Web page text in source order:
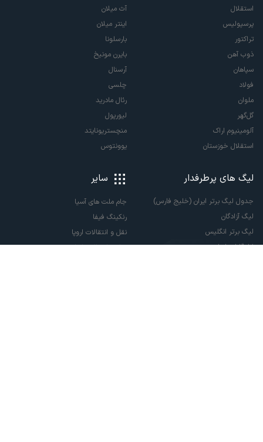
استقلال
پرسپولیس
تراکتور
ذوب آهن
سپاهان
فولاد
ملوان
گل‌گهر
آلومینیوم اراک
استقلال خوزستان
آث میلان
اینتر میلان
بارسلونا
بایرن مونیخ
آرسنال
چلسی
رئال مادرید
لیورپول
منچستریونایتد
یوونتوس
لیگ های پرطرفدار
جدول لیگ برتر ایران (خلیج فارس)
لیگ آزادگان
لیگ برتر انگلیس
لالیگا اسپانیا
سایر
جام ملت های آسیا
رنکینگ فیفا
نقل و انتقالات اروپا
نقل و انتقالات ایران